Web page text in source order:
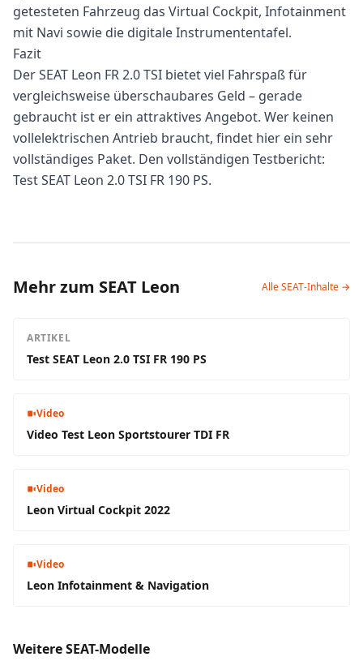
getesteten Fahrzeug das Virtual Cockpit, Infotainment
mit Navi sowie die digitale Instrumententafel.
Fazit
Der SEAT Leon FR 2.0 TSI bietet viel Fahrspaß für
vergleichsweise überschaubares Geld – gerade
gebraucht ist er ein attraktives Angebot. Wer keinen
vollelektrischen Antrieb braucht, findet hier ein sehr
vollständiges Paket. Den vollständigen Testbericht:
Test SEAT Leon 2.0 TSI FR 190 PS.
Mehr zum SEAT Leon Alle SEAT-Inhalte →
ARTIKEL
Test SEAT Leon 2.0 TSI FR 190 PS
Video
Video Test Leon Sportstourer TDI FR
Video
Leon Virtual Cockpit 2022
Video
Leon Infotainment & Navigation
Weitere SEAT-Modelle